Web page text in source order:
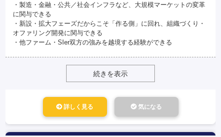
・製造・金融・公共／社会インフラなど、大規模マーケットの変革
に関与できる
・新設・拡大フェーズだからこそ「作る側」に回れ、組織づくり・
オファリング開発に関与できる
・他ファーム・SIer双方の強みを越境する経験ができる
続きを表示
詳しく見る 気になる